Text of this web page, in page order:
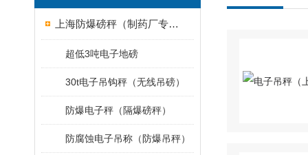
上海防爆磅秤（制药厂专用）
超低3吨电子地磅
30t电子吊钩秤（无线吊磅）
防爆电子秤（隔爆磅秤）
防腐蚀电子吊称（防爆吊秤）